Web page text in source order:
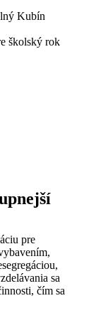
Kubín
školský rok
pre
sa
čím sa